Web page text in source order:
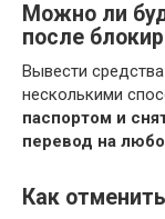
Можно ли
после
Вывести
несколькими
паспортом и
перевод на
Как